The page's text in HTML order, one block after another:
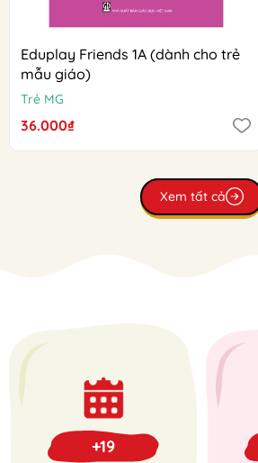
Eduplay Friends 1A (dành cho trẻ
mẫu giáo)
Trẻ MG
36.000₫
Xem tất cả
+19